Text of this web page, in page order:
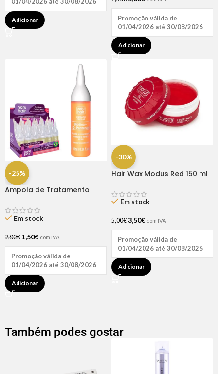
Adicionar
Promoção válida de
01/04/2026 até 30/08/2026
Adicionar
-25%
Ampola de Tratamento
Hair (1 UNIDADE)
Em stock
2,00€ 1,50€ com IVA
Promoção válida de
01/04/2026 até 30/08/2026
Adicionar
-30%
Hair Wax Modus Red 150 ml
Em stock
5,00€ 3,50€ com IVA
Promoção válida de
01/04/2026 até 30/08/2026
Adicionar
Também podes gostar